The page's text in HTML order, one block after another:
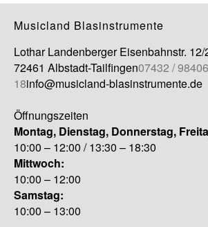
Musicland Blasinstrumente
Lothar Landenberger Eisenbahnstr. 12/
72461 Albstadt-Tailfingen07432 /
18info@musicland-blasinstrumente.de
Öffnungszeiten
Montag, Dienstag, Donnerstag,
10:00 – 12:00 / 13:30 – 18:30
Mittwoch:
10:00 – 12:00
Samstag:
10:00 – 13:00